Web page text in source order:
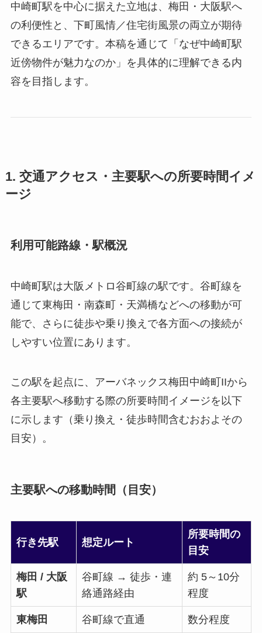
中崎町駅を中心に据えた立地は、梅田・大阪駅へ
の利便性と、下町風情／住宅街風景の両立が期待
できるエリアです。本稿を通じて「なぜ中崎町駅
近傍物件が魅力なのか」を具体的に理解できる内
容を目指します。
1. 交通アクセス・主要駅への所要時間イメ
ージ
利用可能路線・駅概況
中崎町駅は大阪メトロ谷町線の駅です。谷町線を
通じて東梅田・南森町・天満橋などへの移動が可
能で、さらに徒歩や乗り換えで各方面への接続が
しやすい位置にあります。
この駅を起点に、アーバネックス梅田中崎町IIから
各主要駅へ移動する際の所要時間イメージを以下
に示します（乗り換え・徒歩時間含むおおよその
目安）。
主要駅への移動時間（目安）
行き先駅 想定ルート
所要時間の
目安
梅田 / 大阪
駅
谷町線 → 徒歩・連
絡通路経由
約 5～10分
程度
東梅田 谷町線で直通 数分程度